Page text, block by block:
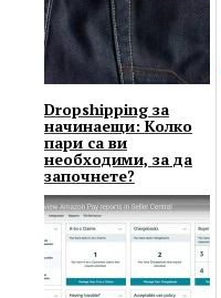
Dropshipping за
начинаещи: Колко
пари са ви
необходими, за да
започнете?